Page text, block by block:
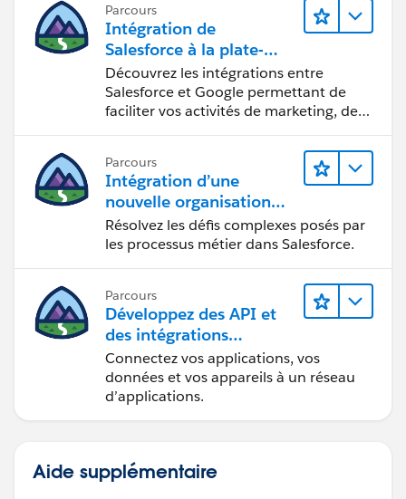
Parcours
Intégration de
Salesforce à la plate-
forme Google
Découvrez les intégrations entre
Salesforce et Google permettant de
faciliter vos activités de marketing, de
Parcours
Intégration d’une
nouvelle organisation
commerciale
Résolvez les défis complexes posés par
les processus métier dans Salesforce.
Parcours
Développez des API et
des intégrations
formidables avec
MuleSoft
Connectez vos applications, vos
données et vos appareils à un réseau
d’applications.
Aide supplémentaire